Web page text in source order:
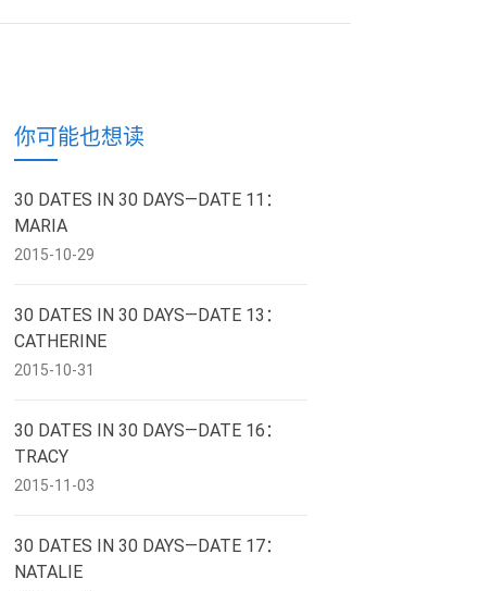
你可能也想读
30 DATES IN 30 DAYS—DATE 11：
MARIA
2015-10-29
30 DATES IN 30 DAYS—DATE 13：
CATHERINE
2015-10-31
30 DATES IN 30 DAYS—DATE 16：
TRACY
2015-11-03
30 DATES IN 30 DAYS—DATE 17：
NATALIE